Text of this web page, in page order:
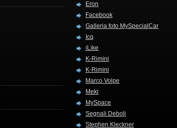
Eron
Facebook
Galleria foto MySpecialCar
Icq
iLike
K-Rimini
K-Rimini
Marco Volpe
Meki
MySpace
Segnali Deboli
Stephen Kleckner